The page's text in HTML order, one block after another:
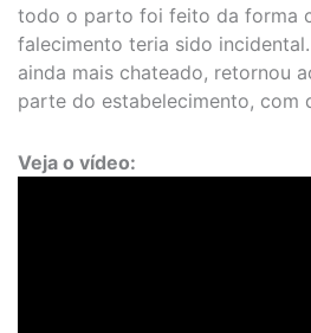
todo o parto foi feito da forma
falecimento teria sido
ainda mais chateado, retornou
parte do estabelecimento, com
Veja o vídeo: